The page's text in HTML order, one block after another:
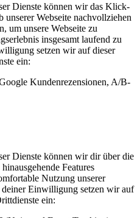
Dienste können wir das Klick-
unserer Webseite nachvollziehen
um unsere Webseite zu
insgesamt laufend zu
setzen wir auf dieser
ein:
Kundenrezensionen, A/B-
Dienste können wir dir über die
Features
Nutzung unserer
Einwilligung setzen wir auf
ein: